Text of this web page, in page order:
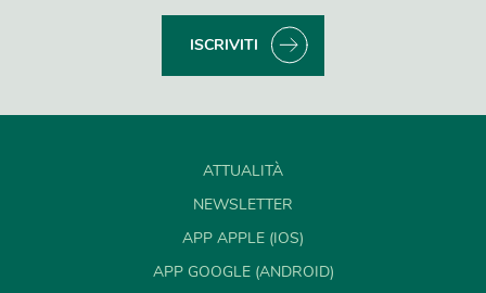
ISCRIVITI
ATTUALITÀ
NEWSLETTER
APP APPLE (IOS)
APP GOOGLE (ANDROID)